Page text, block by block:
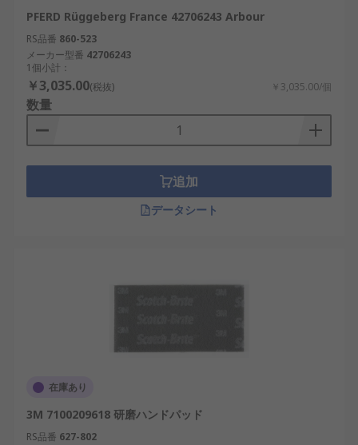
PFERD Rüggeberg France 42706243 Arbour
RS品番 860-523
メーカー型番 42706243
1個小計：
￥3,035.00(税抜) ￥3,035.00/個
数量
追加
データシート
在庫あり
3M 7100209618 研磨ハンドパッド
RS品番 627-802